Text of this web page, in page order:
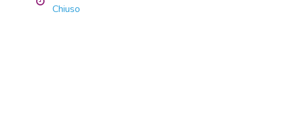
Chiuso